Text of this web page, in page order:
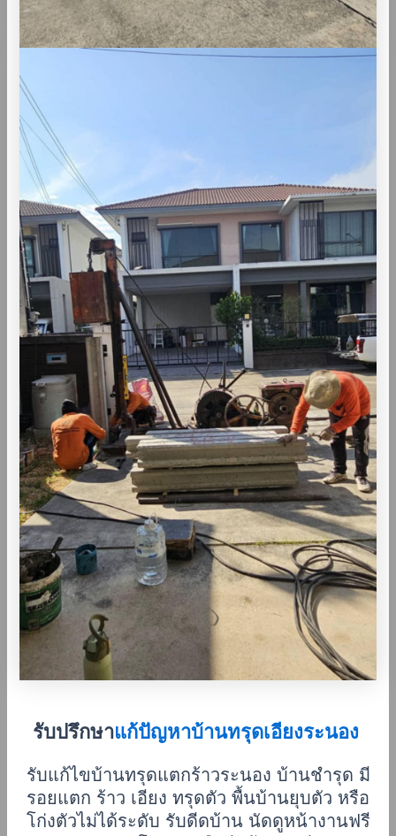
รับปรึกษาแก้ปัญหาบ้านทรุดเอียงระนอง
รับแก้ไขบ้านทรุดแตกร้าวระนอง บ้านชำรุด มี
รอยแตก ร้าว เอียง ทรุดตัว พื้นบ้านยุบตัว หรือ
โก่งตัวไม่ได้ระดับ รับดีดบ้าน นัดดูหน้างานฟรี